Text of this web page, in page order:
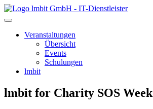
lmbit GmbH - IT-Dienstleister
Veranstaltungen
Übersicht
Events
Schulungen
lmbit
lmbit for Charity SOS Week